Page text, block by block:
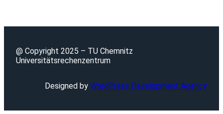
@ Copyright 2025 – TU Chemnitz
Universitätsrechenzentrum
Designed by WordPress Development Agency